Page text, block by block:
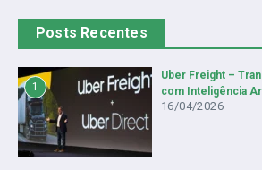
Posts Recentes
1
Uber Freight –
com Inteligência
16/04/2026